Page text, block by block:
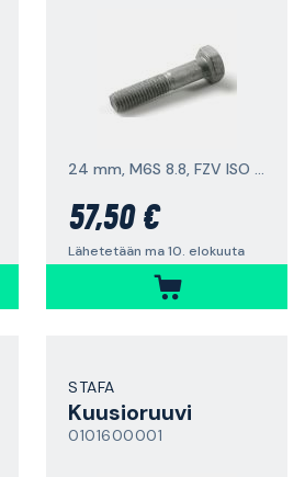
24 mm, M6S 8.8, FZV ISO 4014
57,50 €
Lähetetään ma 10. elokuuta
STAFA
Kuusioruuvi
0101600001